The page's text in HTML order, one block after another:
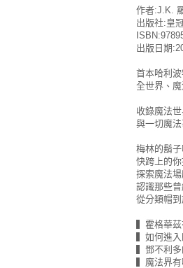
作者:J.K.
出版社:皇
出版日期
首本哈利
全世界、
收錄魔法
與一切魔法
梅林的鬍子
快跨上的
探索魔法
認識那些
從分類帽
▍霍格華
▍如何進
▍鄧不利
▍魔法界